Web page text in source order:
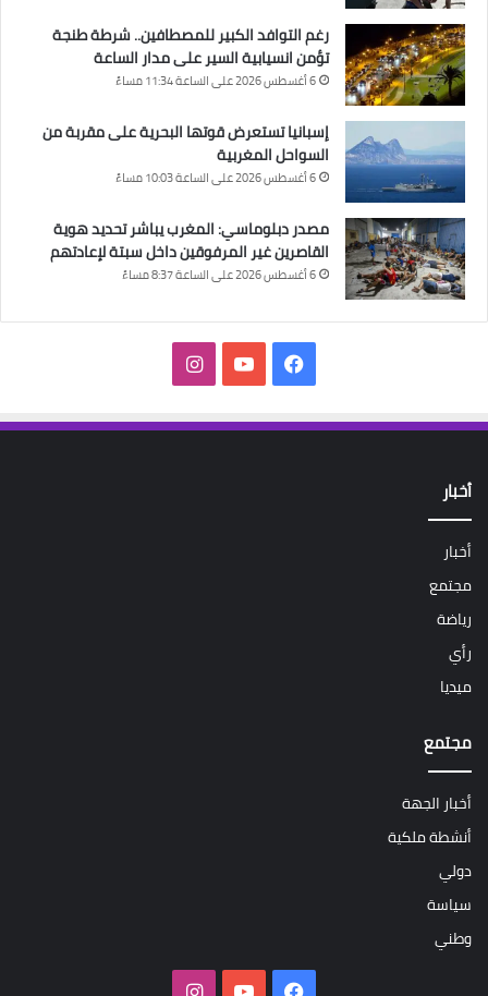
رغم التوافد الكبير للمصطافين.. شرطة طنجة
تؤمن انسيابية السير على مدار الساعة
6 أغسطس 2026 على الساعة 11:34 مساءً
إسبانيا تستعرض قوتها البحرية على مقربة من
السواحل المغربية
6 أغسطس 2026 على الساعة 10:03 مساءً
مصدر دبلوماسي: المغرب يباشر تحديد هوية
القاصرين غير المرفوقين داخل سبتة لإعادتهم
6 أغسطس 2026 على الساعة 8:37 مساءً
فيسبوك‫YouTubeانستقرام
أخبار
أخبار
مجتمع
رياضة
رأي
ميديا
مجتمع
أخبار الجهة
أنشطة ملكية
دولي
سياسة
وطني